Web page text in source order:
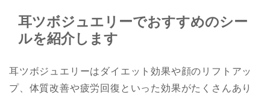
耳ツボジュエリーでおすすめのシー
ルを紹介します
耳ツボジュエリーはダイエット効果や顔のリフトアッ
プ、体質改善や疲労回復といった効果がたくさんあり